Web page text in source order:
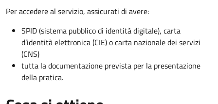
Per accedere al servizio, assicurati di avere:
SPID (sistema pubblico di identità digitale), carta
d’identità elettronica (CIE) o carta nazionale dei servizi
(CNS)
tutta la documentazione prevista per la presentazione
della pratica.